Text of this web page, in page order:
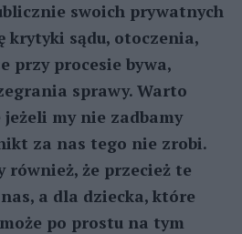
swoich prywatnych
krytyki sądu, otoczenia,
przy procesie bywa,
sprawy. Warto
my nie zadbamy
za nas tego nie zrobi.
również, że przecież te
a dla dziecka, które
po prostu na tym